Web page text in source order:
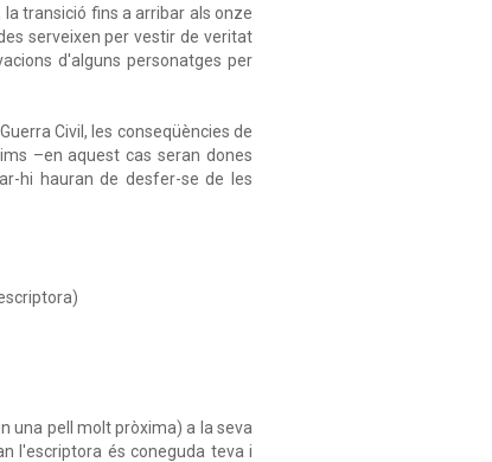
transició fins a arribar als onze
serveixen per vestir de veritat
d'alguns personatges per
Civil, les conseqüències de
–en aquest cas seran dones
hi hauran de desfer-se de les
una pell molt pròxima) a la seva
l'escriptora és coneguda teva i